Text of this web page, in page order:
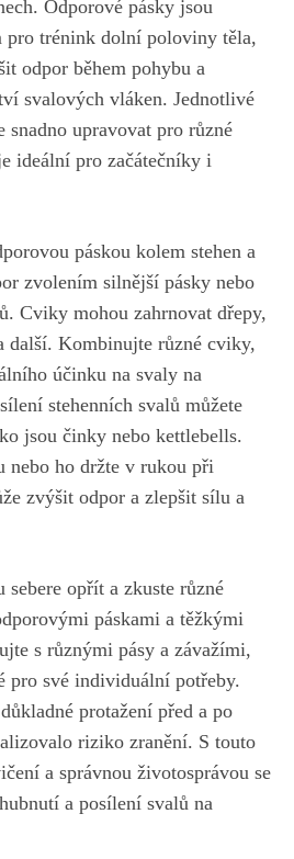
⁤Odporové pásky⁣ jsou
trénink⁢ dolní ⁢poloviny těla,
odpor během pohybu a
‌svalových vláken. Jednotlivé
snadno ⁢upravovat pro různé
⁤ideální pro začátečníky i
páskou ⁤kolem ‍stehen a
zvolením‌ silnější ⁤pásky nebo
Cviky mohou‍ zahrnovat dřepy,‌
⁢další. Kombinujte ‍různé cviky,
účinku na ⁣svaly⁤ na
stehenních svalů můžete
jsou činky ⁤nebo kettlebells.​
nebo ho držte​ v​ rukou při‌
zvýšit odpor a zlepšit ‍sílu⁤ a
opřít a zkuste​ různé
páskami a těžkými
⁤s různými ‌pásy a⁢ závažími,
pro své individuální potřeby.
protažení před‌ a ⁣po
riziko zranění. S ​touto
a správnou životosprávou ⁣se​
a posílení svalů na